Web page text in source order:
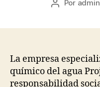
Autor
Por admin
La empresa
químico del agua
responsabilidad